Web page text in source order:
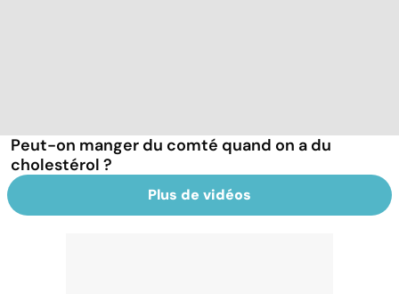
Peut-on manger du comté quand on a du
cholestérol ?
Plus de vidéos